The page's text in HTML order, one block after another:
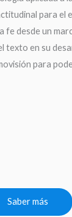
para el
fe desde un
texto en su
para
Saber más